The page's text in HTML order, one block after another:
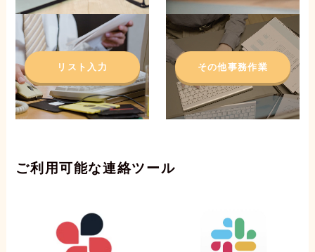
リスト入力 その他事務作業
ご利用可能な連絡ツール